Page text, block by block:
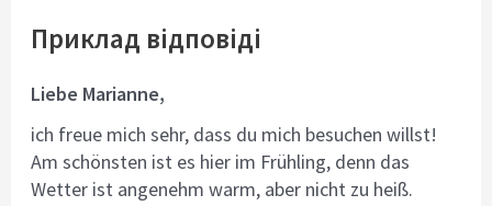
Приклад відповіді
Liebe Marianne,
ich freue mich sehr, dass du mich besuchen willst!
Am schönsten ist es hier im Frühling, denn das
Wetter ist angenehm warm, aber nicht zu heiß.